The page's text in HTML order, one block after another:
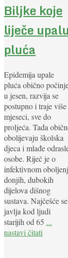
Biljke koje
liječe upalu
pluća
Epidemija upale
pluća obično
u jesen, razvija se
postupno i traje više
mjeseci, sve do
proljeća. Tada
obolijevaju školska
djeca i mlađe
osobe. Riječ je o
infektivnom
donjih, dubokih
dijelova dišnog
sustava. Najčešće se
javlja kod ljudi
starijih od 65 ...
nastavi čitati